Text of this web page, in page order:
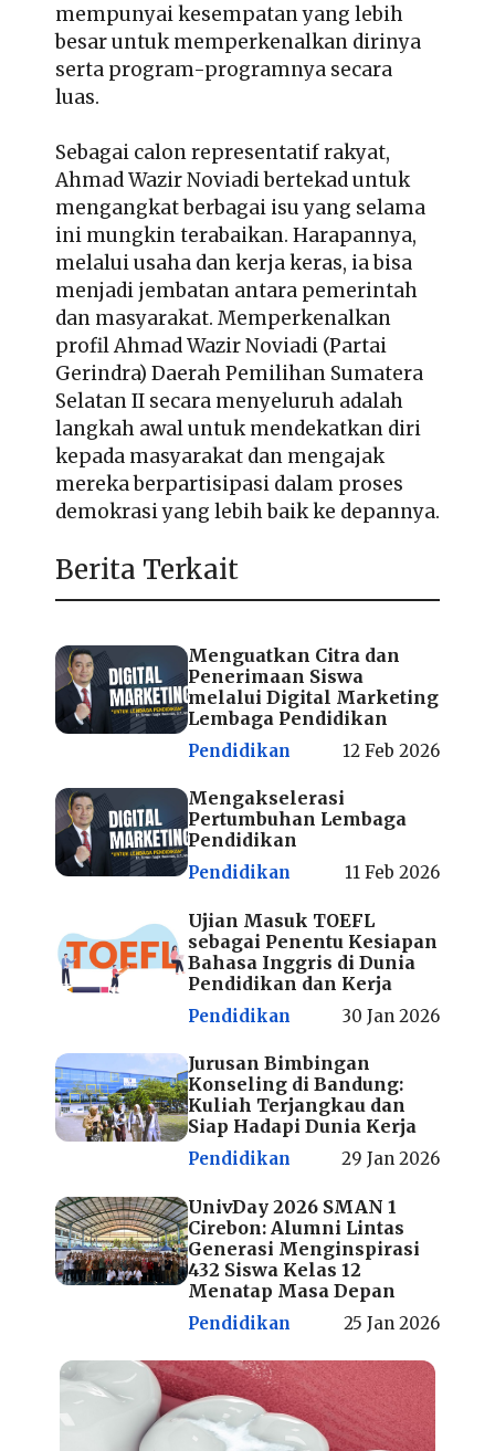
mempunyai kesempatan yang lebih
besar untuk memperkenalkan dirinya
serta program-programnya secara
luas.
Sebagai calon representatif rakyat,
Ahmad Wazir Noviadi bertekad untuk
mengangkat berbagai isu yang selama
ini mungkin terabaikan. Harapannya,
melalui usaha dan kerja keras, ia bisa
menjadi jembatan antara pemerintah
dan masyarakat. Memperkenalkan
profil Ahmad Wazir Noviadi (Partai
Gerindra) Daerah Pemilihan Sumatera
Selatan II secara menyeluruh adalah
langkah awal untuk mendekatkan diri
kepada masyarakat dan mengajak
mereka berpartisipasi dalam proses
demokrasi yang lebih baik ke depannya.
Berita Terkait
Menguatkan Citra dan
Penerimaan Siswa
melalui Digital Marketing
Lembaga Pendidikan
Pendidikan 12 Feb 2026
Mengakselerasi
Pertumbuhan Lembaga
Pendidikan
Pendidikan 11 Feb 2026
Ujian Masuk TOEFL
sebagai Penentu Kesiapan
Bahasa Inggris di Dunia
Pendidikan dan Kerja
Pendidikan 30 Jan 2026
Jurusan Bimbingan
Konseling di Bandung:
Kuliah Terjangkau dan
Siap Hadapi Dunia Kerja
Pendidikan 29 Jan 2026
UnivDay 2026 SMAN 1
Cirebon: Alumni Lintas
Generasi Menginspirasi
432 Siswa Kelas 12
Menatap Masa Depan
Pendidikan 25 Jan 2026